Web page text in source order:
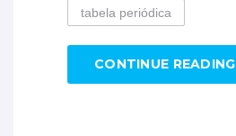
tabela periódica
CONTINUE READING